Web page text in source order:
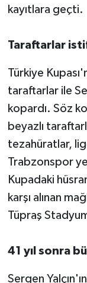
kayıtlara geçti.
Taraftarlar
Türkiye
taraftarlar ile
kopardı. Söz
beyazlı
tezahüratlar,
Trabzonspor
Kupadaki
karşı alınan
Tüpraş
41 yıl sonra
Sergen